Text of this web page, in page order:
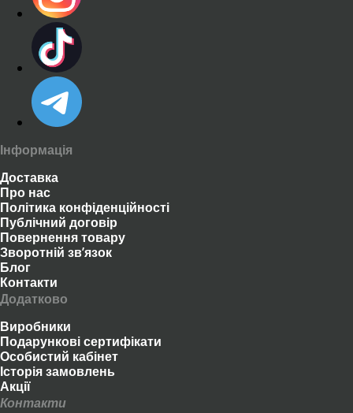
Інформація
Доставка
Про нас
Політика конфіденційності
Публічний договір
Повернення товару
Зворотній зв’язок
Блог
Контакти
Додатково
Виробники
Подарункові сертифікати
Особистий кабінет
Історія замовлень
Акції
Контакти